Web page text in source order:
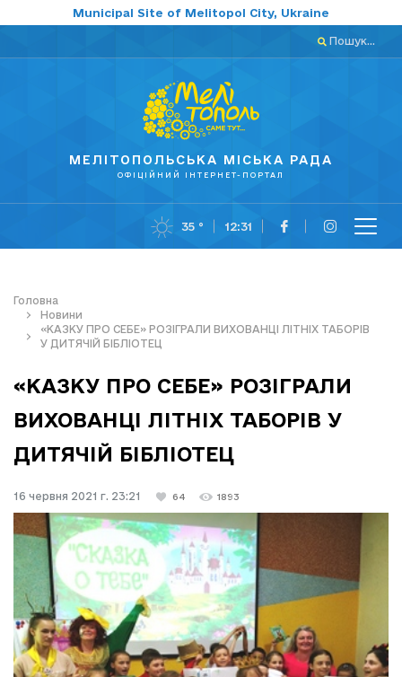
Municipal Site of Melitopol City, Ukraine
Пошук...
МЕЛІТОПОЛЬСЬКА МІСЬКА РАДА
ОФІЦІЙНИЙ ІНТЕРНЕТ-ПОРТАЛ
35 ° 12:31
Головна
Новини
«КАЗКУ ПРО СЕБЕ» РОЗІГРАЛИ ВИХОВАНЦІ ЛІТНІХ ТАБОРІВ
У ДИТЯЧІЙ БІБЛІОТЕЦ
«КАЗКУ ПРО СЕБЕ» РОЗІГРАЛИ
ВИХОВАНЦІ ЛІТНІХ ТАБОРІВ У
ДИТЯЧІЙ БІБЛІОТЕЦ
16 червня 2021 г. 23:21 64 1893